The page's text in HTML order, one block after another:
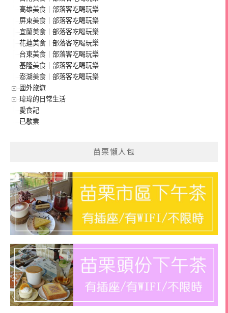
高雄美食｜部落客吃喝玩樂
屏東美食｜部落客吃喝玩樂
宜蘭美食｜部落客吃喝玩樂
花蓮美食｜部落客吃喝玩樂
台東美食｜部落客吃喝玩樂
基隆美食｜部落客吃喝玩樂
澎湖美食｜部落客吃喝玩樂
國外旅遊
瑋瑋的日常生活
愛食記
已歇業
苗栗懶人包